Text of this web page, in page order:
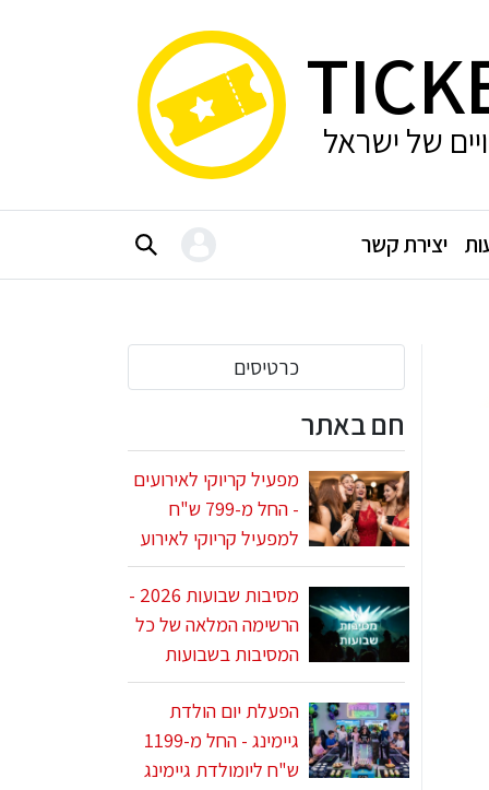
של ישראל
יצירת קשר
כרטיסים
חם באתר
מפעיל קריוקי לאירועים
- החל מ-799 ש"ח
למפעיל קריוקי לאירוע
מסיבות שבועות 2026 -
הרשימה המלאה של כל
המסיבות בשבועות
הפעלת יום הולדת
גיימינג - החל מ-1199
ש"ח ליומולדת גיימינג